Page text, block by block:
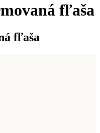
fľaša
fľaša